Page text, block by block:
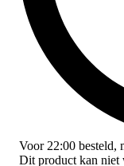
Voor 22:00 besteld,
Dit product kan niet